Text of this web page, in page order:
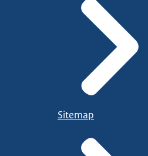
Sitemap